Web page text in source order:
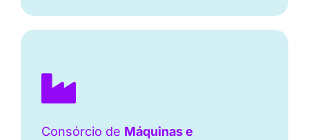
Consórcio de Máquinas e